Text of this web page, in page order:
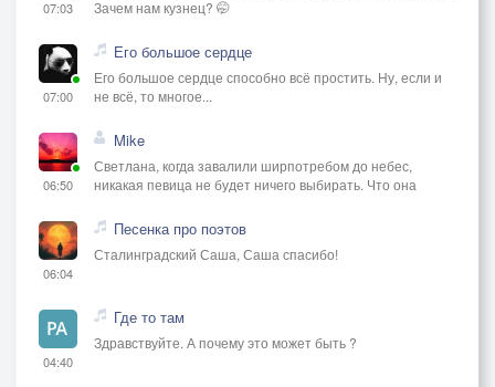
07:03
Зачем нам кузнец? 🤭
07:00
Его большое сердце
Его большое сердце способно всё простить. Ну, если и
не всё, то многое...
06:50
Mike
Светлана, когда завалили ширпотребом до небес,
никакая певица не будет ничего выбирать. Что она
06:04
Песенка про поэтов
Сталинградский Саша, Саша спасибо!
04:40
Где то там
Здравствуйте. А почему это может быть ?